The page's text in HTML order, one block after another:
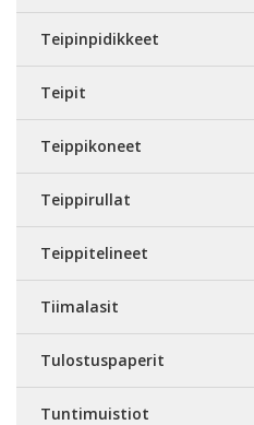
Teipinpidikkeet
Teipit
Teippikoneet
Teippirullat
Teippitelineet
Tiimalasit
Tulostuspaperit
Tuntimuistiot